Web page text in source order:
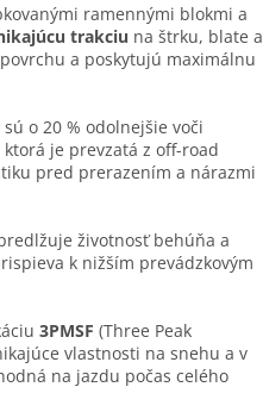
ramennými blokmi a
trakciu na štrku, blate a
a poskytujú maximálnu
o 20 % odolnejšie voči
ktorá je prevzatá z off-road
pred prerazením a nárazmi
životnosť behúňa a
k nižším prevádzkovým
3PMSF (Three Peak
vlastnosti na snehu a v
na jazdu počas celého